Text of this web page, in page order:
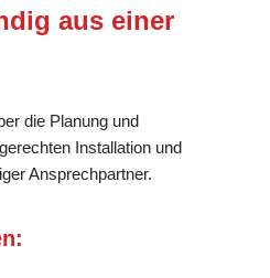
aus einer
die Planung und
Installation und
Ansprechpartner.